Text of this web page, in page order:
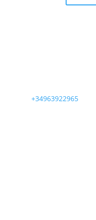
+34963922965